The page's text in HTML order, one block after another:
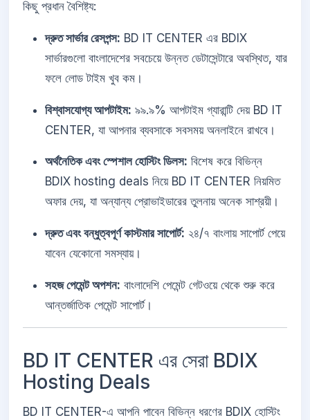
কিছু প্রধান বৈশিষ্ট্য:
দ্রুত সার্ভার রেসপন্স: BD IT CENTER এর BDIX
সার্ভারগুলো বাংলাদেশের সবচেয়ে উন্নত ডেটাসেন্টারে অবস্থিত, যার
ফলে লোড টাইম খুব কম।
বিশ্বাসযোগ্য আপটাইম: ৯৯.৯% আপটাইম গ্যারান্টি দেয় BD IT
CENTER, যা আপনার ব্যবসাকে সবসময় অনলাইনে রাখবে।
অর্থনৈতিক এবং স্পেশাল হোস্টিং ডিলস: বিশেষ করে বিভিন্ন
BDIX hosting deals নিয়ে BD IT CENTER নিয়মিত
অফার দেয়, যা অন্যান্য প্রোভাইডারের তুলনায় অনেক সাশ্রয়ী।
দ্রুত এবং বন্ধুত্বপূর্ণ কাস্টমার সাপোর্ট: ২৪/৭ বাংলায় সাপোর্ট পেয়ে
যাবেন যেকোনো সমস্যায়।
সহজ পেমেন্ট অপশন: বাংলাদেশি পেমেন্ট গেটওয়ে থেকে শুরু করে
আন্তর্জাতিক পেমেন্ট সাপোর্ট।
BD IT CENTER এর সেরা BDIX
Hosting Deals
BD IT CENTER-এ আপনি পাবেন বিভিন্ন ধরণের BDIX হোস্টিং